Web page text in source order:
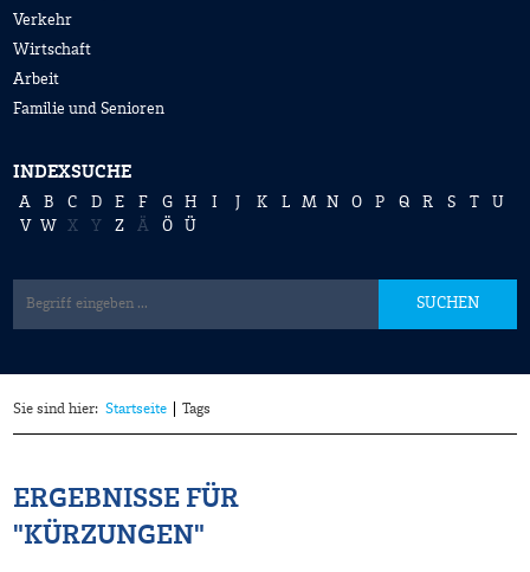
Verkehr
Wirtschaft
Arbeit
Familie und Senioren
INDEXSUCHE
A B C D E F G H I K L M N O P Q R S T
U
V
W X Y Z Ä Ö Ü
SUCHEN
Sie sind hier: Startseite Tags
ERGEBNISSE FÜR
"KÜRZUNGEN"